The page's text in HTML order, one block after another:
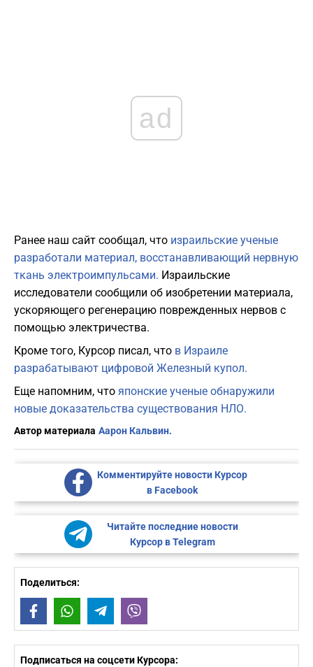
ad
Ранее наш сайт сообщал, что израильские ученые
разработали материал, восстанавливающий нервную
ткань электроимпульсами. Израильские
исследователи сообщили об изобретении материала,
ускоряющего регенерацию поврежденных нервов с
помощью электричества.
Кроме того, Курсор писал, что в Израиле
разрабатывают цифровой Железный купол.
Еще напомним, что японские ученые обнаружили
новые доказательства существования НЛО.
Автор материала Аарон Кальвин.
Комментируйте новости Курсор
в Facebook
Читайте последние новости
Курсор в Telegram
Поделиться:
FacebookWhatsAppTelegram
Подписаться на соцсети Курсора: